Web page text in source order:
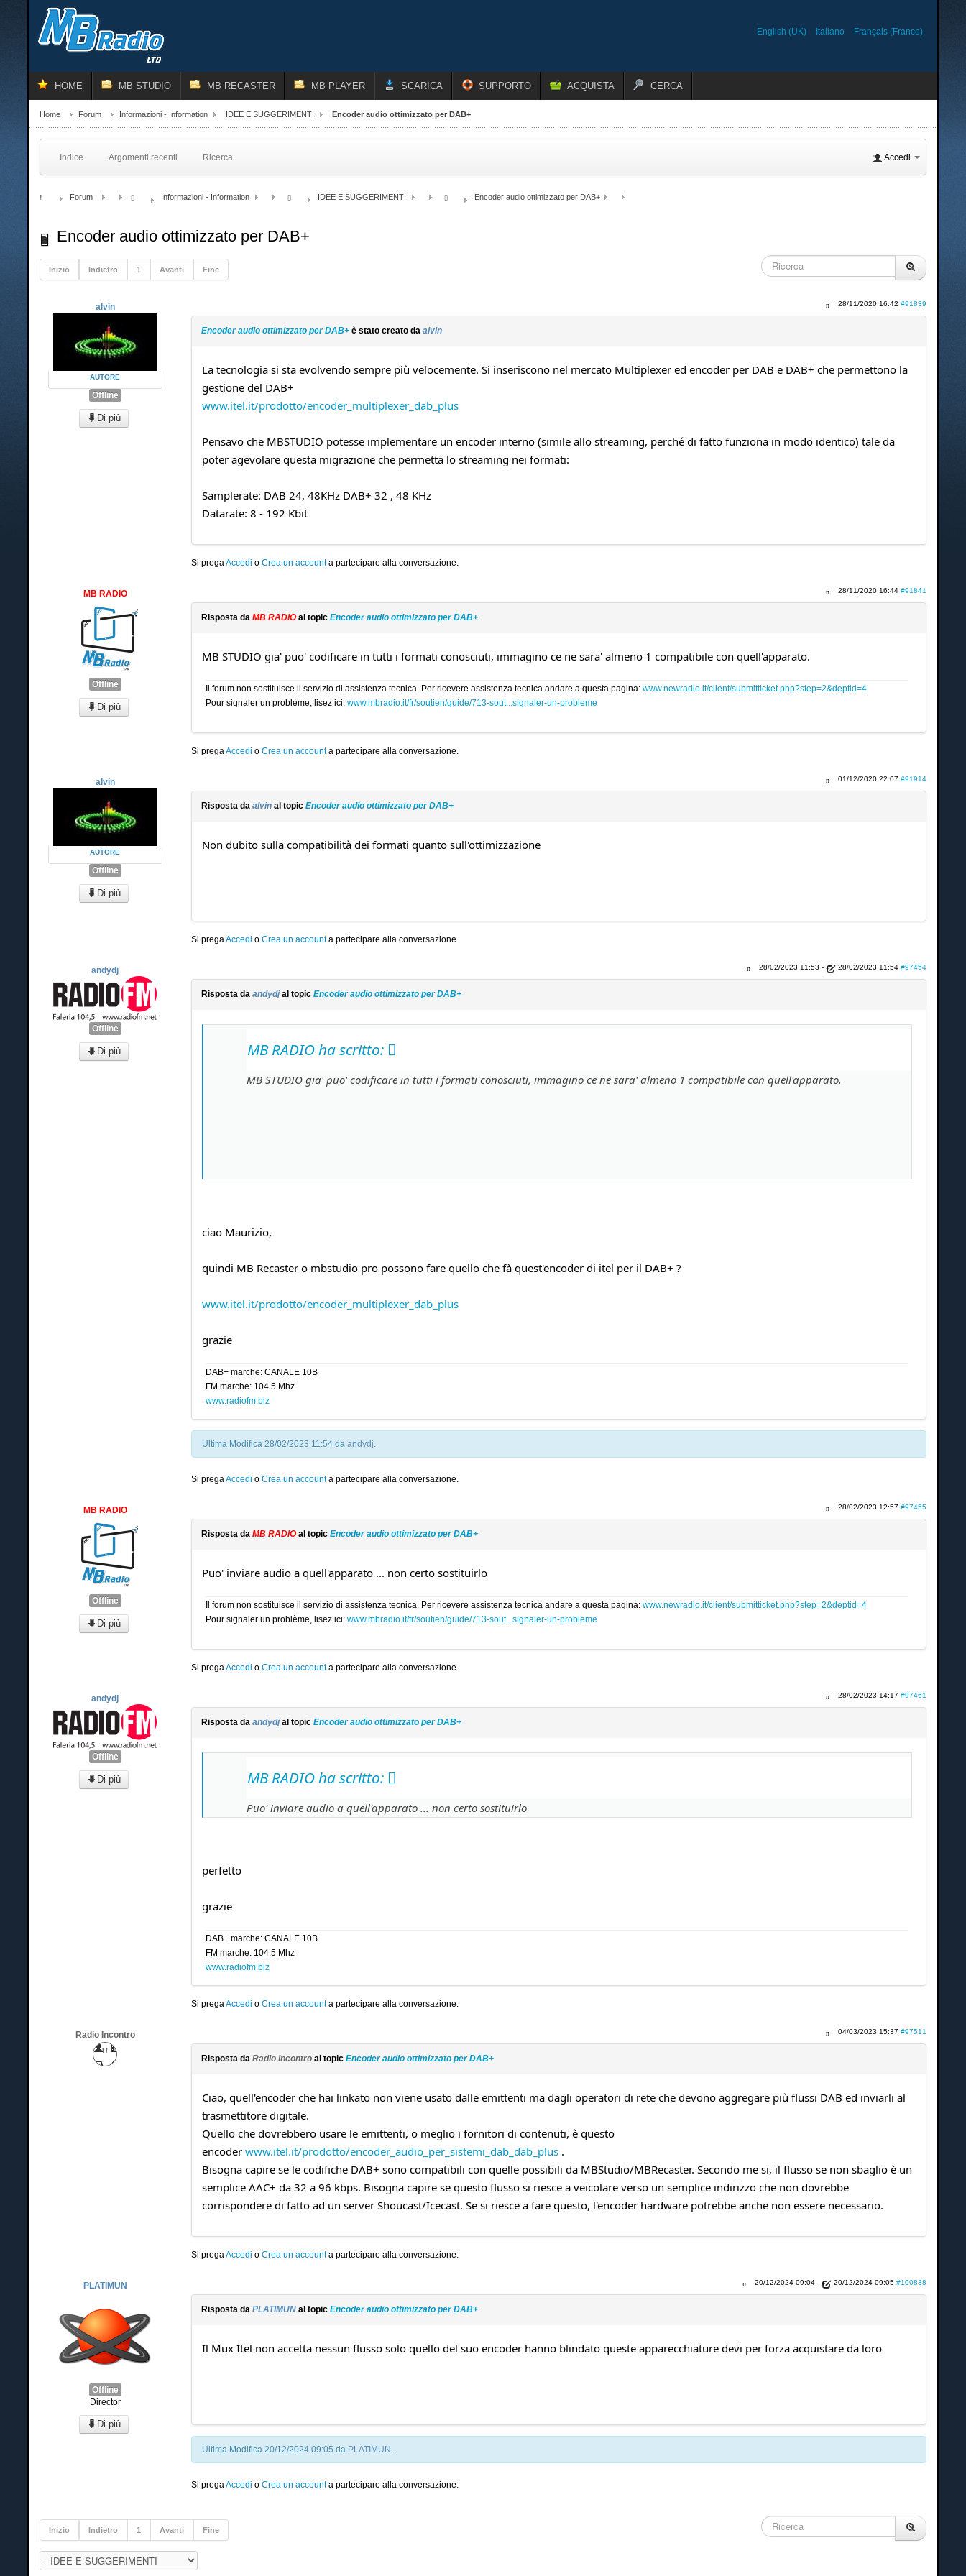
English (UK) Italiano Français (France)
HOME MB STUDIO MB RECASTER MB PLAYER SCARICA SUPPORTO ACQUISTA CERCA
Home Forum Informazioni - Information IDEE E SUGGERIMENTI Encoder audio ottimizzato per DAB+
Indice Argomenti recenti Ricerca Accedi
Forum Informazioni - Information IDEE E SUGGERIMENTI Encoder audio ottimizzato per DAB+
Encoder audio ottimizzato per DAB+
Inizio Indietro 1 Avanti Fine
alvin
AUTORE
Offline
Di più
28/11/2020 16:42 #91839
Encoder audio ottimizzato per DAB+è stato creato da alvin
La tecnologia si sta evolvendo sempre più velocemente. Si inseriscono nel mercato Multiplexer ed encoder per DAB e DAB+ che permettono la
gestione del DAB+
www.itel.it/prodotto/encoder_multiplexer_dab_plus
Pensavo che MBSTUDIO potesse implementare un encoder interno (simile allo streaming, perché di fatto funziona in modo identico) tale da
poter agevolare questa migrazione che permetta lo streaming nei formati:
Samplerate: DAB 24, 48KHz DAB+ 32 , 48 KHz
Datarate: 8 - 192 Kbit
Si prega Accedi o Crea un accounta partecipare alla conversazione.
MB RADIO
Offline
Di più
28/11/2020 16:44 #91841
Risposta da MB RADIOal topic Encoder audio ottimizzato per DAB+
MB STUDIO gia' puo' codificare in tutti i formati conosciuti, immagino ce ne sara' almeno 1 compatibile con quell'apparato.
Il forum non sostituisce il servizio di assistenza tecnica. Per ricevere assistenza tecnica andare a questa pagina: www.newradio.it/client/submitticket.php?step=2&deptid=4
Pour signaler un problème, lisez ici: www.mbradio.it/fr/soutien/guide/713-sout...signaler-un-probleme
Si prega Accedi o Crea un accounta partecipare alla conversazione.
alvin
AUTORE
Offline
Di più
01/12/2020 22:07 #91914
Risposta da alvinal topic Encoder audio ottimizzato per DAB+
Non dubito sulla compatibilità dei formati quanto sull'ottimizzazione
Si prega Accedi o Crea un accounta partecipare alla conversazione.
andydj
Offline
Di più
28/02/2023 11:53 - 28/02/2023 11:54 #97454
Risposta da andydjal topic Encoder audio ottimizzato per DAB+
MB RADIO ha scritto:
MB STUDIO gia' puo' codificare in tutti i formati conosciuti, immagino ce ne sara' almeno 1 compatibile con quell'apparato.
ciao Maurizio,
quindi MB Recaster o mbstudio pro possono fare quello che fà quest'encoder di itel per il DAB+ ?
www.itel.it/prodotto/encoder_multiplexer_dab_plus
grazie
DAB+ marche: CANALE 10B
FM marche: 104.5 Mhz
www.radiofm.biz
Ultima Modifica 28/02/2023 11:54 da andydj.
Si pregaAccedi o Crea un accounta partecipare alla conversazione.
MB RADIO
Offline
Di più
28/02/2023 12:57 #97455
Risposta da MB RADIOal topic Encoder audio ottimizzato per DAB+
Puo' inviare audio a quell'apparato ... non certo sostituirlo
Il forum non sostituisce il servizio di assistenza tecnica. Per ricevere assistenza tecnica andare a questa pagina: www.newradio.it/client/submitticket.php?step=2&deptid=4
Pour signaler un problème, lisez ici: www.mbradio.it/fr/soutien/guide/713-sout...signaler-un-probleme
Si pregaAccedi o Crea un accounta partecipare alla conversazione.
andydj
Offline
Di più
28/02/2023 14:17 #97461
Risposta da andydjal topic Encoder audio ottimizzato per DAB+
MB RADIO ha scritto:
Puo' inviare audio a quell'apparato ... non certo sostituirlo
perfetto
grazie
DAB+ marche: CANALE 10B
FM marche: 104.5 Mhz
www.radiofm.biz
Si pregaAccedi o Crea un accounta partecipare alla conversazione.
Radio Incontro 04/03/2023 15:37 #97511
Risposta da Radio Incontroal topic Encoder audio ottimizzato per DAB+
Ciao, quell'encoder che hai linkato non viene usato dalle emittenti ma dagli operatori di rete che devono aggregare più flussi DAB ed inviarli al
trasmettitore digitale.
Quello che dovrebbero usare le emittenti, o meglio i fornitori di contenuti, è questo
encoder www.itel.it/prodotto/encoder_audio_per_sistemi_dab_dab_plus.
Bisogna capire se le codifiche DAB+ sono compatibili con quelle possibili da MBStudio/MBRecaster. Secondo me si, il flusso se non sbaglio è un
semplice AAC+ da 32 a 96 kbps. Bisogna capire se questo flusso si riesce a veicolare verso un semplice indirizzo che non dovrebbe
corrispondere di fatto ad un server Shoucast/Icecast. Se si riesce a fare questo, l'encoder hardware potrebbe anche non essere necessario.
Si pregaAccedi o Crea un accounta partecipare alla conversazione.
PLATIMUN
Offline
Director
Di più
20/12/2024 09:04 - 20/12/2024 09:05 #100838
Risposta da PLATIMUNal topic Encoder audio ottimizzato per DAB+
Il Mux Itel non accetta nessun flusso solo quello del suo encoder hanno blindato queste apparecchiature devi per forza acquistare da loro
Ultima Modifica 20/12/2024 09:05 da PLATIMUN .
Si pregaAccedi o Crea un accounta partecipare alla conversazione.
Inizio Indietro 1 Avanti Fine